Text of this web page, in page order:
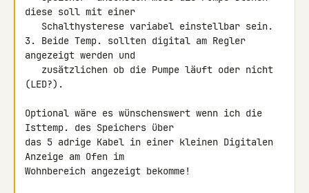
diese soll mit einer
3. Beide Temp. sollten digital am Regler
angezeigt werden und
(LED?).
Optional wäre es wünschenswert wenn ich die
Isttemp. des Speichers über
das 5 adrige Kabel in einer kleinen Digitalen
Anzeige am Ofen im
Wohnbereich angezeigt bekomme!